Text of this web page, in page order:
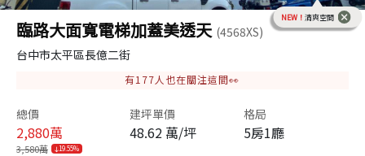
NEW！ 清爽空間
臨路大面寬電梯加蓋美透天 (4568XS)
台中市太平區長億二街
有177人也在關注這間👀
總價
2,880萬
3,580萬 19.55%
建坪單價
48.62 萬/坪
格局
5房1廳